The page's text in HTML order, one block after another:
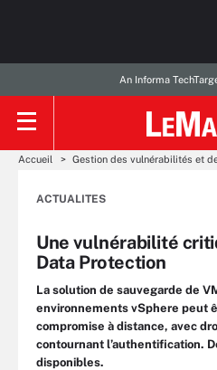
An Informa
Accueil Gestion des vulnérabilités et
ACTUALITES
Une vulnérabilité
Data Protection
La solution de sauvegarde de
environnements vSphere peut
compromise à distance, avec
contournant l’authentification.
disponibles.